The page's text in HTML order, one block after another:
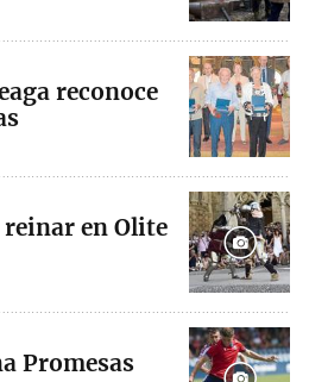
reconoce
en Olite
Promesas